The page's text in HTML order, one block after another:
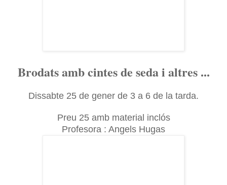
Brodats amb cintes de seda i altres ...
Dissabte 25 de gener de 3 a 6 de la tarda.
Preu 25 amb material inclós
Profesora : Angels Hugas